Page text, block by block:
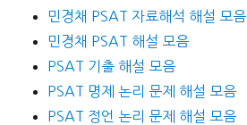
민경채 PSAT 자료해석 해설 모음
민경채 PSAT 해설 모음
PSAT 기출 해설 모음
PSAT 명제 논리 문제 해설 모음
PSAT 정언 논리 문제 해설 모음